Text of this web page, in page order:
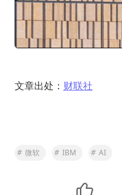
文章出处： 财联社
# 微软 # IBM # AI